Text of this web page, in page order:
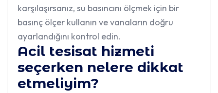
karşılaşırsanız, su basıncını ölçmek için bir
basınç ölçer kullanın ve vanaların doğru
ayarlandığını kontrol edin.
Acil tesisat hizmeti
seçerken nelere dikkat
etmeliyim?